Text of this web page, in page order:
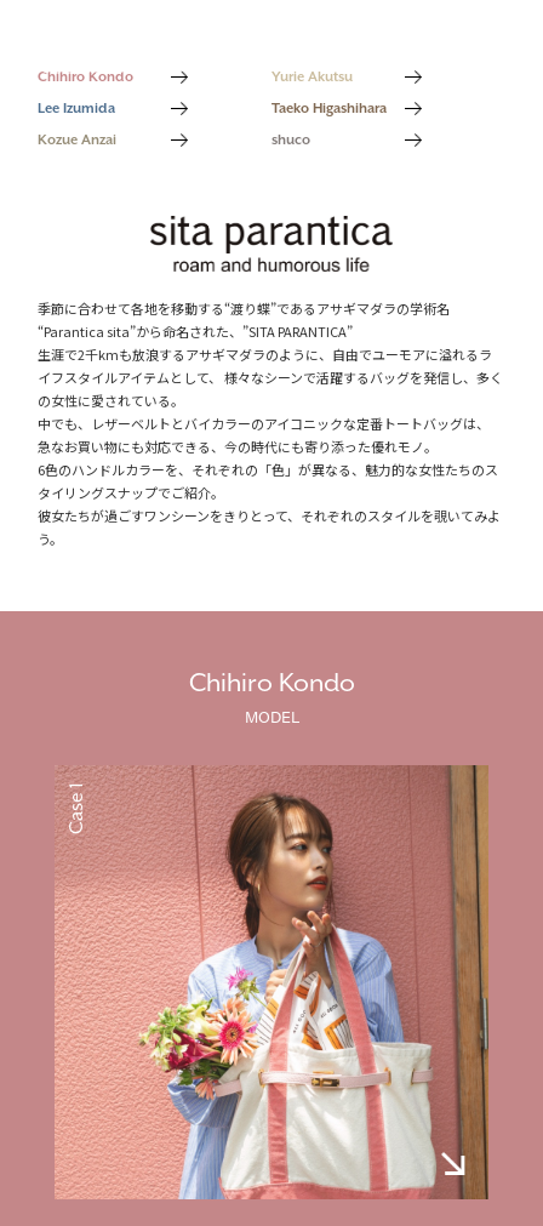
Chihiro Kondo
Yurie Akutsu
Lee Izumida
Taeko Higashihara
Kozue Anzai
shuco
季節に合わせて各地を移動する“渡り蝶”であるアサギマダラの学術名
“Parantica sita”から命名された、”SITA PARANTICA”
生涯で2千kmも放浪するアサギマダラのように、自由でユーモアに溢れるラ
イフスタイルアイテムとして、 様々なシーンで活躍するバッグを発信し、多く
の女性に愛されている。
中でも、レザーベルトとバイカラーのアイコニックな定番トートバッグは、
急なお買い物にも対応できる、今の時代にも寄り添った優れモノ。
6色のハンドルカラーを、それぞれの「色」が異なる、魅力的な女性たちのス
タイリングスナップでご紹介。
彼女たちが過ごすワンシーンをきりとって、それぞれのスタイルを覗いてみよ
う。
Chihiro Kondo
MODEL
Case 1